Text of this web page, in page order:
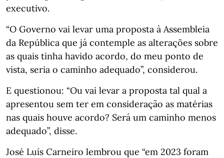
executivo.
“O Governo vai levar uma proposta à Assembleia
da República que já contemple as alterações sobre
as quais tinha havido acordo, do meu ponto de
vista, seria o caminho adequado”, considerou.
E questionou: “Ou vai levar a proposta tal qual a
apresentou sem ter em consideração as matérias
nas quais houve acordo? Será um caminho menos
adequado”, disse.
José Luís Carneiro lembrou que “em 2023 foram